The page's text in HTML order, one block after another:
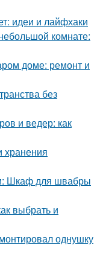
идеи и лайфхаки
комнате:
доме: ремонт и
без
и ведер: как
хранения
Шкаф для швабры
выбрать и
однушку